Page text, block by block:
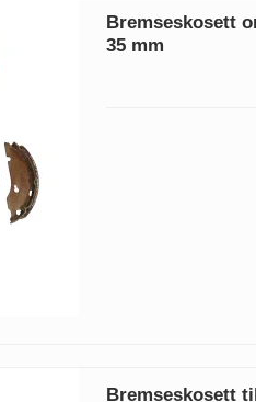
Bremseskosett
35 mm
Bremseskosett